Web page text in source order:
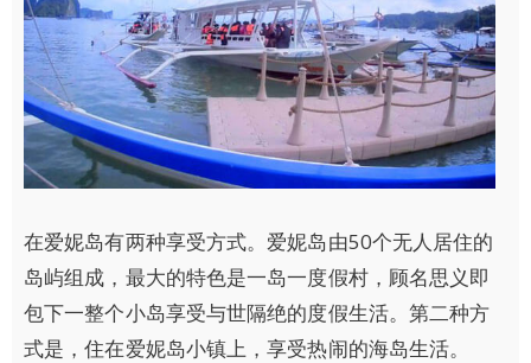
在爱妮岛有两种享受方式。爱妮岛由50个无人居住的
岛屿组成，最大的特色是一岛一度假村，顾名思义即
包下一整个小岛享受与世隔绝的度假生活。第二种方
式是，住在爱妮岛小镇上，享受热闹的海岛生活。